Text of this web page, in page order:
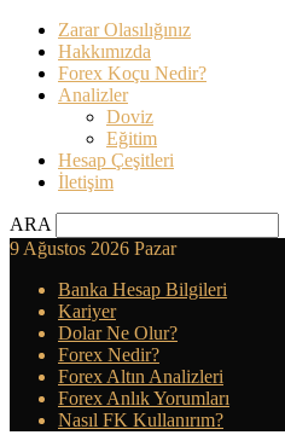
Zarar Olasılığınız
Hakkımızda
Forex Koçu Nedir?
Analizler
Doviz
Eğitim
Hesap Çeşitleri
İletişim
ARA
9 Ağustos 2026 Pazar
Banka Hesap Bilgileri
Kariyer
Dolar Ne Olur?
Forex Nedir?
Forex Altın Analizleri
Forex Anlık Yorumları
Nasıl FK Kullanırım?